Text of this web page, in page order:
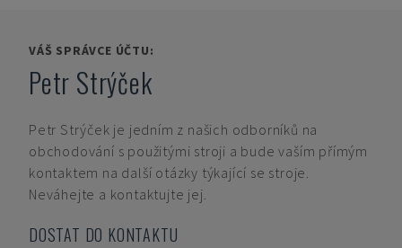
VÁŠ SPRÁVCE ÚČTU:
Petr Strýček
Petr Strýček je jedním z našich odborníků na
obchodování s použitými stroji a bude vaším přímým
kontaktem na další otázky týkající se stroje.
Neváhejte a kontaktujte jej.
DOSTAT DO KONTAKTU